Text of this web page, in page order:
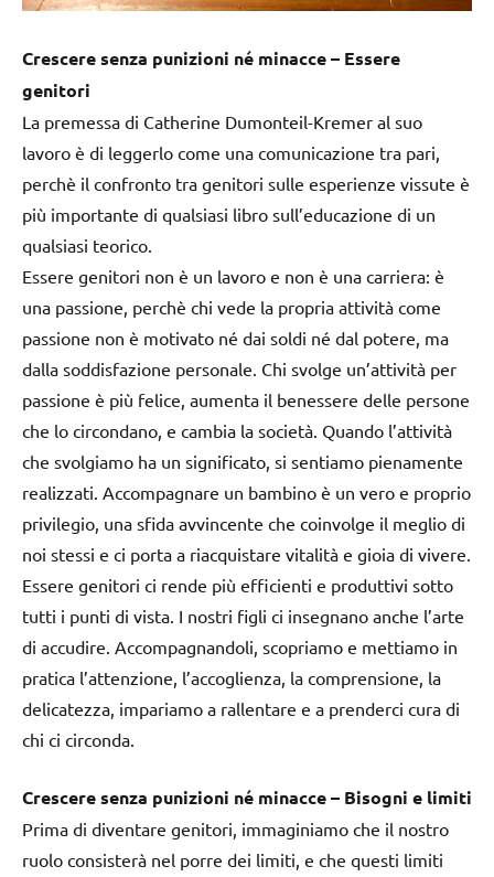
Crescere senza punizioni né minacce – Essere
genitori
La premessa di Catherine Dumonteil-Kremer al suo
lavoro è di leggerlo come una comunicazione tra pari,
perchè il confronto tra genitori sulle esperienze vissute è
più importante di qualsiasi libro sull’educazione di un
qualsiasi teorico.
Essere genitori non è un lavoro e non è una carriera: è
una passione, perchè chi vede la propria attività come
passione non è motivato né dai soldi né dal potere, ma
dalla soddisfazione personale. Chi svolge un’attività per
passione è più felice, aumenta il benessere delle persone
che lo circondano, e cambia la società. Quando l’attività
che svolgiamo ha un significato, si sentiamo pienamente
realizzati. Accompagnare un bambino è un vero e proprio
privilegio, una sfida avvincente che coinvolge il meglio di
noi stessi e ci porta a riacquistare vitalità e gioia di vivere.
Essere genitori ci rende più efficienti e produttivi sotto
tutti i punti di vista. I nostri figli ci insegnano anche l’arte
di accudire. Accompagnandoli, scopriamo e mettiamo in
pratica l’attenzione, l’accoglienza, la comprensione, la
delicatezza, impariamo a rallentare e a prenderci cura di
chi ci circonda.
Crescere senza punizioni né minacce – Bisogni e limiti
Prima di diventare genitori, immaginiamo che il nostro
ruolo consisterà nel porre dei limiti, e che questi limiti